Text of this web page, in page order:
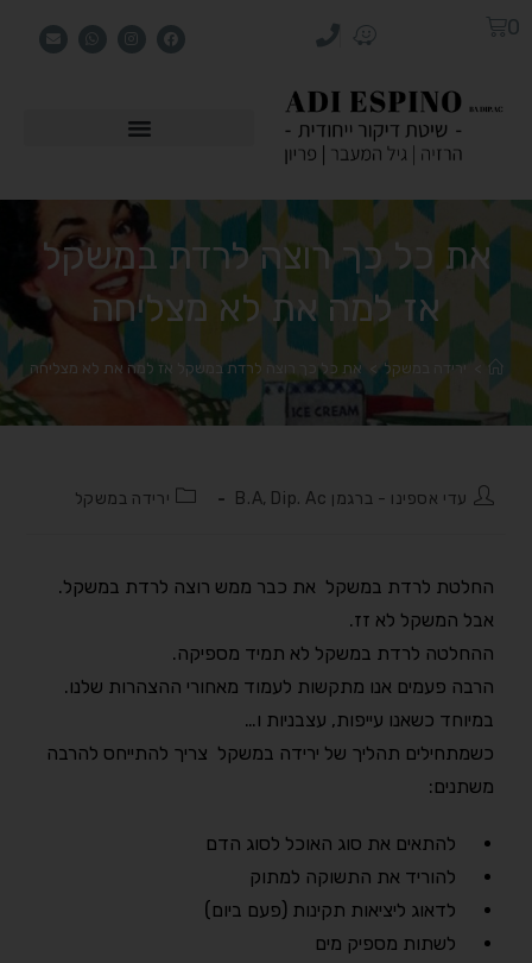
0
את כל כך רוצה לרדת במשקל
אז למה את לא מצליחה
ירידה במשקל את כל כך רוצה לרדת במשקל אז למה את לא מצליחה
עדי אספינו - ברגמן B.A, Dip. Ac ירידה במשקל
החלטת לרדת במשקל את כבר ממש רוצה לרדת במשקל.
אבל המשקל לא זז.
ההחלטה לרדת במשקל לא תמיד מספיקה.
הרבה פעמים אנו מתקשות לעמוד מאחורי ההצהרות שלנו.
במיוחד כשאנו עייפות, עצבניות ו…
כשמתחילים תהליך של ירידה במשקל צריך להתייחס להרבה
משתנים:
להתאים את סוג האוכל לסוג הדם
להוריד את התשוקה למתוק
לדאוג ליציאות תקינות (פעם ביום)
לשתות מספיק מים